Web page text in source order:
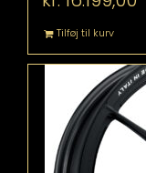
Tilføj til kurv